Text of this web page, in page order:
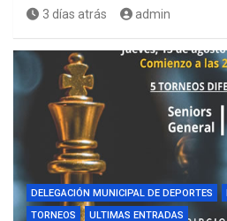
3 días atrás admin
DELEGACIÓN MUNICIPAL DE DEPORTES
TORNEOS
ULTIMAS ENTRADAS